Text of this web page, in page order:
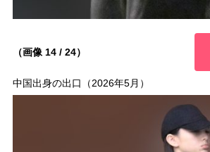
（画像 14 / 24）
中国出身の出口（2026年5月）